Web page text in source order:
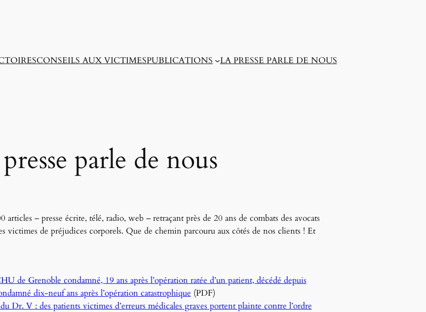
CONSEILS AUX VICTIMESPUBLICATIONS LA PRESSE PARLE DE NOUS
parle de nous
– presse écrite, télé, radio, web – retraçant près de 20 ans de combats des avocats
victimes de préjudices corporels. Que de chemin parcouru aux côtés de nos clients ! Et
de Grenoble condamné, 19 ans après l’opération ratée d’un patient, décédé depuis
dix-neuf ans après l’opération catastrophique (PDF)
Dr. V : des patients victimes d’erreurs médicales graves portent plainte contre l’ordre